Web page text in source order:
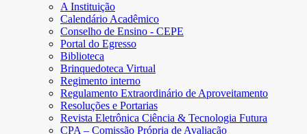
A Instituição
Calendário Acadêmico
Conselho de Ensino - CEPE
Portal do Egresso
Biblioteca
Brinquedoteca Virtual
Regimento interno
Regulamento Extraordinário de Aproveitamento
Resoluções e Portarias
Revista Eletrônica Ciência & Tecnologia Futura
CPA – Comissão Própria de Avaliação